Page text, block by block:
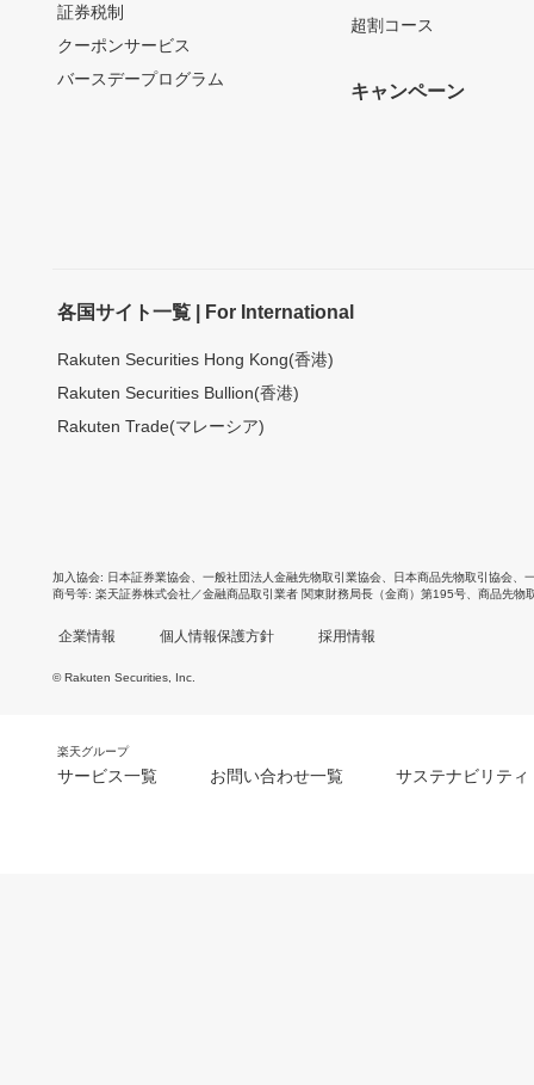
証券税制
クーポンサービス
バースデープログラム
超割コース
キャンペーン
各国サイト一覧 | For International
Rakuten Securities Hong Kong(香港)
Rakuten Securities Bullion(香港)
Rakuten Trade(マレーシア)
加入協会 日本証券業協会 一般社団法人金融先物取引業協会 日本商品先物取引協会
商号等 楽天証券株式会社／金融商品取引業者 関東財務局長（金商）第195号、商品先物
企業情報 個人情報保護方針 採用情報
© Rakuten Securities, Inc.
楽天グループ
サービス一覧 お問い合わせ一覧 サステナビリティ